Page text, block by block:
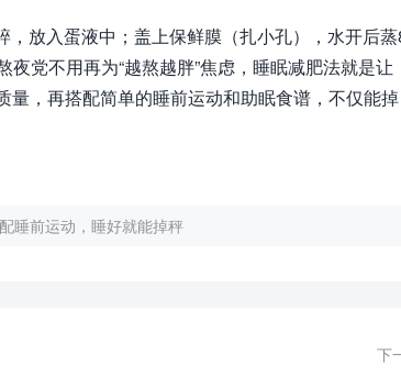
放入蛋液中；盖上保鲜膜（扎小孔），水开后蒸
党不用再为“越熬越胖”焦虑，睡眠减肥法就是让
量，再搭配简单的睡前运动和助眠食谱，不仅能掉
睡前运动，睡好就能掉秤
下